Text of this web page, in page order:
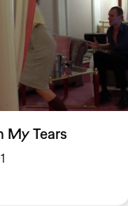
My Tears